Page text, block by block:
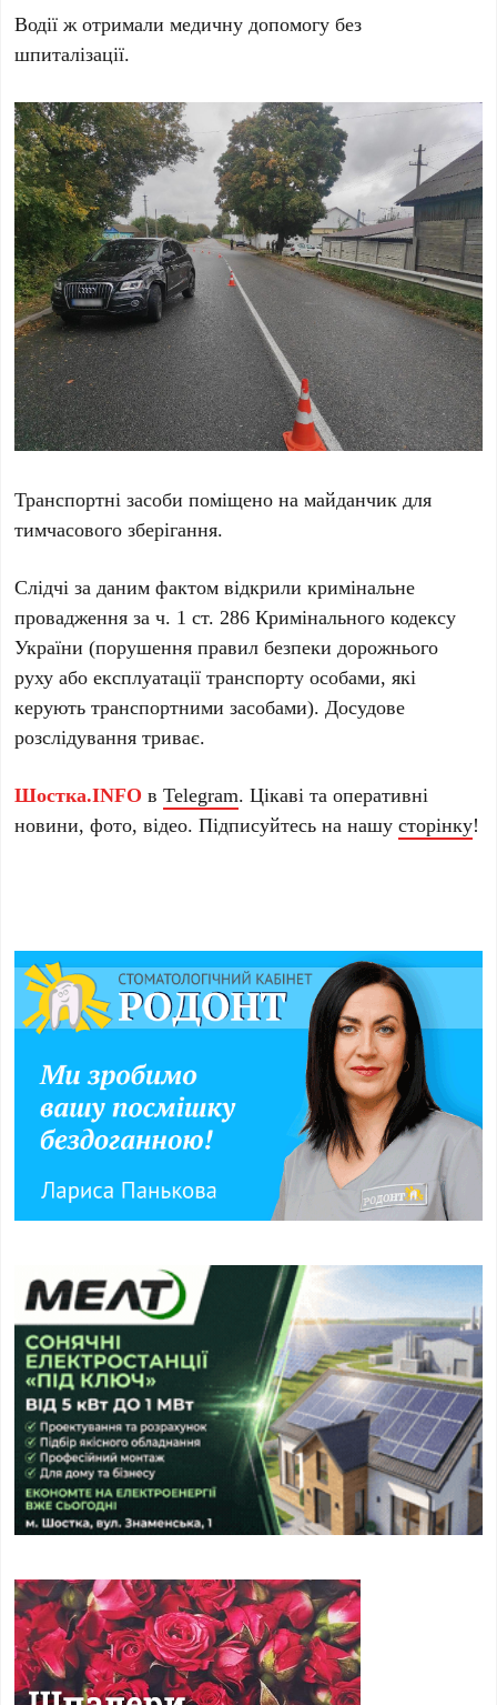
Водії ж отримали медичну допомогу без
шпиталізації.
Транспортні засоби поміщено на майданчик для
тимчасового зберігання.
Слідчі за даним фактом відкрили кримінальне
провадження за ч. 1 ст. 286 Кримінального кодексу
України (порушення правил безпеки дорожнього
руху або експлуатації транспорту особами, які
керують транспортними засобами). Досудове
розслідування триває.
Шостка.INFO вTelegram. Цікаві та оперативні
новини, фото, відео. Підписуйтесь на нашусторінку!